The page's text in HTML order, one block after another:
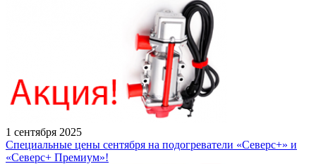
1 сентября 2025
Специальные цены сентября на подогреватели «Северс+» и
«Северс+ Премиум»!